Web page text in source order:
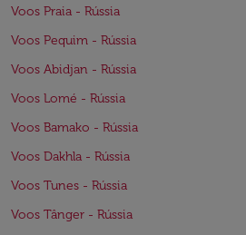
Voos Praia - Rússia
Voos Pequim - Rússia
Voos Abidjan - Rússia
Voos Lomé - Rússia
Voos Bamako - Rússia
Voos Dakhla - Rússia
Voos Tunes - Rússia
Voos Tânger - Rússia